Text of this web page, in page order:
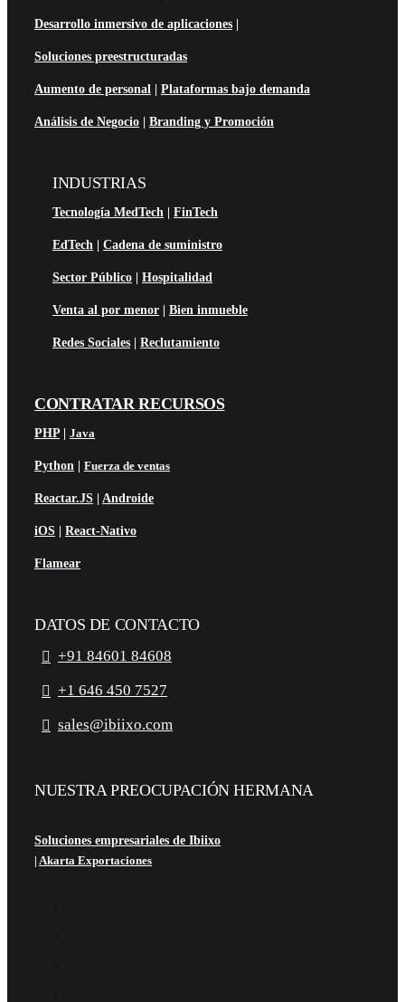
Desarrollo inmersivo de aplicaciones|
Soluciones preestructuradas
Aumento de personal| Plataformas bajo demanda
Análisis de Negocio| Branding y Promoción
INDUSTRIAS
Tecnología MedTech| FinTech
EdTech| Cadena de suministro
Sector Público| Hospitalidad
Venta al por menor| Bien inmueble
Redes Sociales| Reclutamiento
CONTRATAR RECURSOS
PHP| Java
Python| Fuerza de ventas
Reactar.JS| Androide
iOS| React-Nativo
Flamear
DATOS DE CONTACTO
+91 84601 84608
+1 646 450 7527
sales@ibiixo.com
NUESTRA PREOCUPACIÓN HERMANA
Soluciones empresariales de Ibiixo
| Akarta Exportaciones